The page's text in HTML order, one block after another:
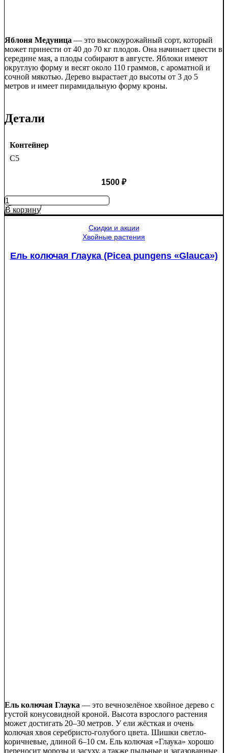
Яблоня Медуница — это высокоурожайный сорт, который
может принести от 40 до 70 кг плодов. Она начинает цвести в
середине мая, а плоды собирают в августе. Яблоки имеют
округлую форму и весят около 110 граммов, с ароматной и
сочной мякотью. Дерево вырастает до высоты от 3 до 5
метров и имеет пирамидальную форму кроны.
Детали
Контейнер
C5
1500 ₽
Количество
товара
Яблоня
В корзину
Скидки и акции
Хвойные растения
Ель колючая Глаука (Picea pungens «Glauca»)
Ель колючая Глаука — это вечнозелёное хвойное дерево с
густой конусовидной кроной. Высота взрослого растения
может достигать 20–30 метров. У ели жёсткая и очень
колючая хвоя серебристо-голубого цвета. Шишки светло-
коричневые, длиной 6–10 см. Ель колючая «Глаука» хорошо
переносит морозы и засуху, а также пыльные и загазованные